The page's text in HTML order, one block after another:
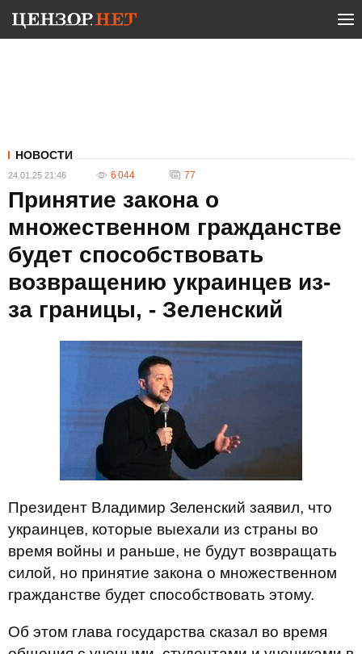
НОВОСТИ
24.01.25 21:46 6 044 77
Принятие закона о
множественном гражданстве
будет способствовать
возвращению украинцев из-
за границы, - Зеленский
Президент Владимир Зеленский заявил, что
украинцев, которые выехали из страны во
время войны и раньше, не будут возвращать
силой, но принятие закона о множественном
гражданстве будет способствовать этому.
Об этом глава государства сказал во время